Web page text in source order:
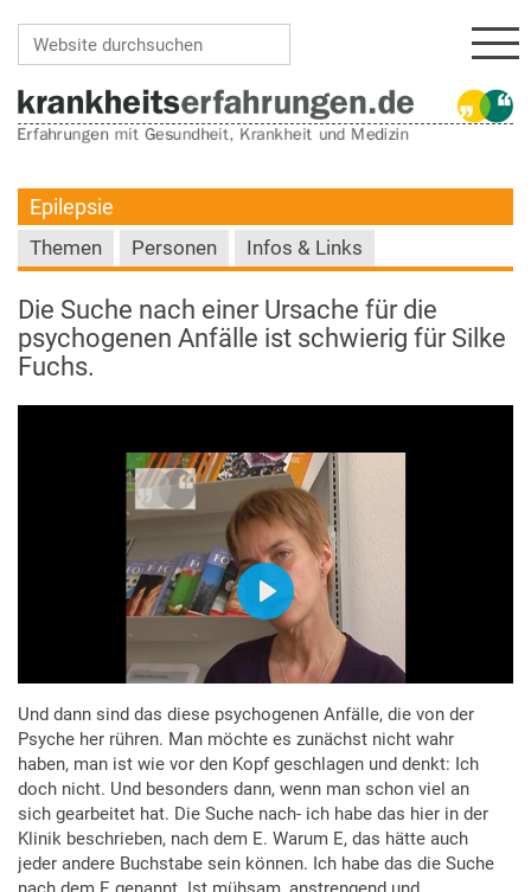
Epilepsie
Themen Personen Infos & Links
Die Suche nach einer Ursache für die
psychogenen Anfälle ist schwierig für Silke
Fuchs.
Und dann sind das diese psychogenen Anfälle, die von der
Psyche her rühren. Man möchte es zunächst nicht wahr
haben, man ist wie vor den Kopf geschlagen und denkt: Ich
doch nicht. Und besonders dann, wenn man schon viel an
sich gearbeitet hat. Die Suche nach- ich habe das hier in der
Klinik beschrieben, nach dem E. Warum E, das hätte auch
jeder andere Buchstabe sein können. Ich habe das die Suche